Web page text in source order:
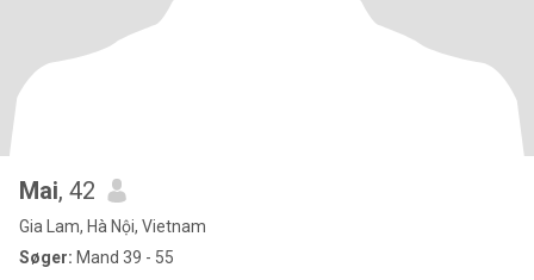
Mai, 42
Gia Lam, Hà Nội, Vietnam
Søger: Mand 39 - 55